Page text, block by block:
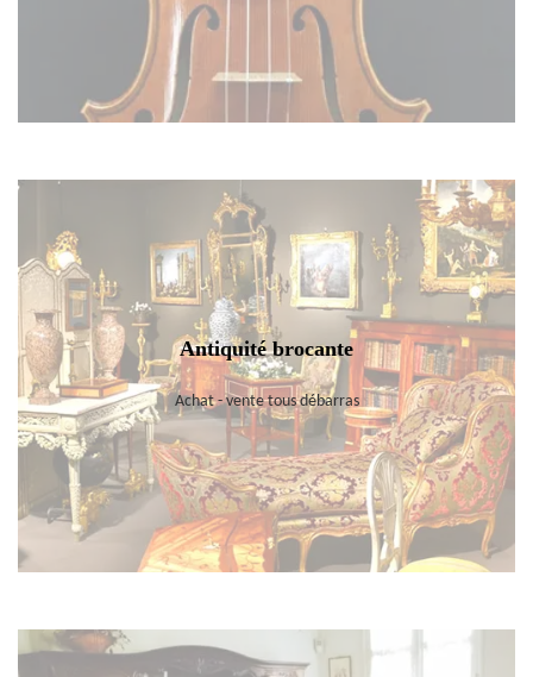
Antiquité brocante
Achat - vente tous débarras